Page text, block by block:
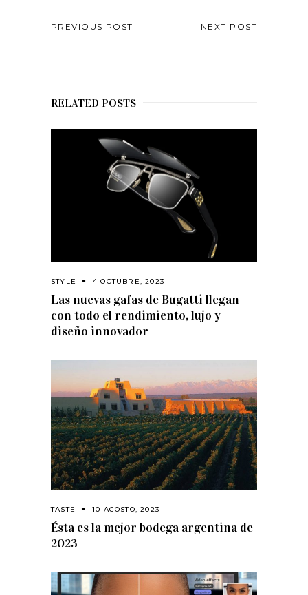
PREVIOUS POST NEXT POST
RELATED POSTS
STYLE 4 OCTUBRE, 2023
Las nuevas gafas de Bugatti llegan
con todo el rendimiento, lujo y
diseño innovador
TASTE 10 AGOSTO, 2023
Ésta es la mejor bodega argentina de
2023